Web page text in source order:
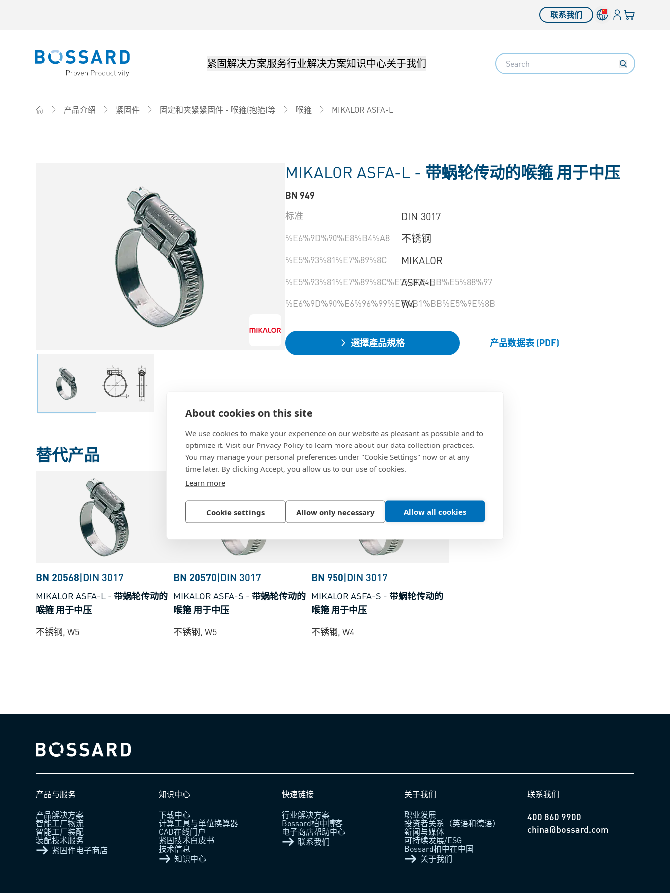
About cookies on this site
We use cookies to make your experience on our website as pleasant as possible and to
optimize it. Visit our Privacy Policy to learn more about our data collection practices.
You may manage your personal preferences under "Cookie Settings" now or at any
time later. By clicking Accept, you allow us to our use of cookies.
Learn more
Cookie settings Allow only necessary Allow all cookies
联系我们 登入您的购物车
Bossard homepage 紧固解决方案服务行业解决方案知识中心关于我们 Search
产品介绍 紧固件 固定和夹紧紧固件 - 喉箍(抱箍)等 喉箍 MIKALOR ASFA-L
MIKALOR ASFA-L - 带蜗轮传动的喉箍 用于中压
BN 949
标准
DIN 3017
%E6%9D%90%E8%B4%A8 不锈钢
%E5%93%81%E7%89%8C MIKALOR
%E5%93%81%E7%89%8C%E7%B3%BB%E5%88%97
ASFA-L
%E6%9D%90%E6%96%99%E7%B1%BB%E5%9E%8B
W4
選擇產品規格 产品数据表 (PDF)
替代产品
BN 20568|DIN 3017
MIKALOR ASFA-L - 带蜗轮传动的
喉箍 用于中压
不锈钢, W5
BN 20570|DIN 3017
MIKALOR ASFA-S - 带蜗轮传动的
喉箍 用于中压
不锈钢, W5
BN 950|DIN 3017
MIKALOR ASFA-S - 带蜗轮传动的
喉箍 用于中压
不锈钢, W4
Bossard homepage
产品与服务
产品解决方案
智能工厂物流
智能工厂装配
装配技术服务
紧固件电子商店
知识中心
下载中心
计算工具与单位换算器
CAD在线门户
紧固技术白皮书
技术信息
知识中心
快速链接
行业解决方案
Bossard柏中博客
电子商店帮助中心
联系我们
关于我们
职业发展
投资者关系（英语和德语）
新闻与媒体
可持续发展/ESG
Bossard柏中在中国
关于我们
联系我们
400 860 9900
china@bossard.com